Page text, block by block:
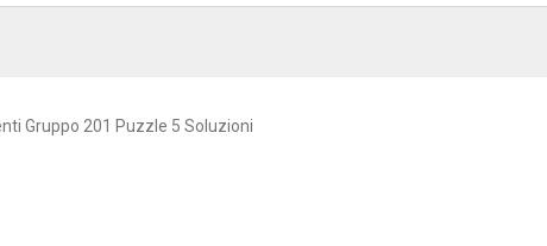
Gruppo 201 Puzzle 5 Soluzioni